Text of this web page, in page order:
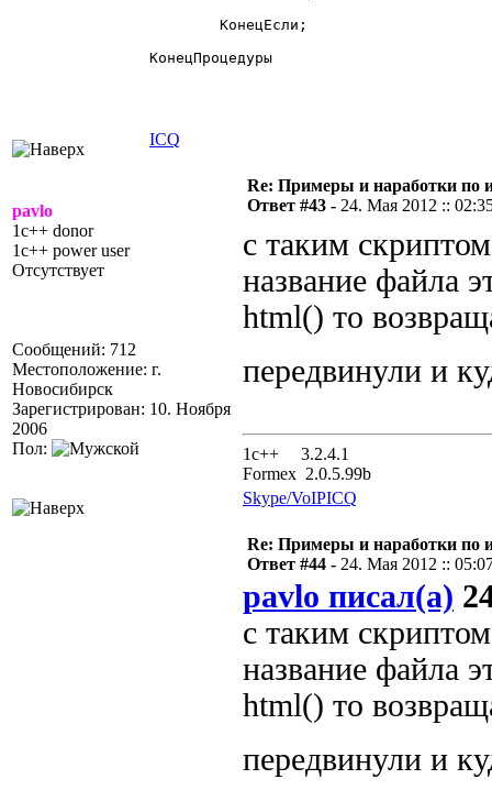
КонецПроцедуры
ICQ
pavlo
1c++ donor
1c++ power user
Отсутствует
Сообщений: 712
Местоположение: г.
Новосибирск
Зарегистрирован: 10. Ноября
2006
Пол:
Re: Примеры и наработки по
Ответ #43 - 24. Мая 2012 ::
с таким
название файла
html() то
передвинули и
1с++ 3.2.4.1
Formex 2.0.5.99b
Skype/VoIPICQ
Re: Примеры и наработки по
Ответ #44 - 24. Мая 2012 ::
pavlo писал(а)
с таким
название файла
html() то
передвинули и